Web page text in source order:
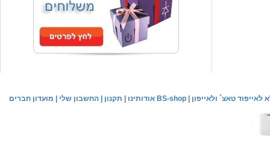
₪59.00
המחיר שלך
משלוח חינם
שעון יד לילדים \ הלו קיטי - לבן
מחיר שוק
המחיר שלך
מועדון חברים החשבון שלי תקנון אודותינו BS-shop טאצ` ולאייפון